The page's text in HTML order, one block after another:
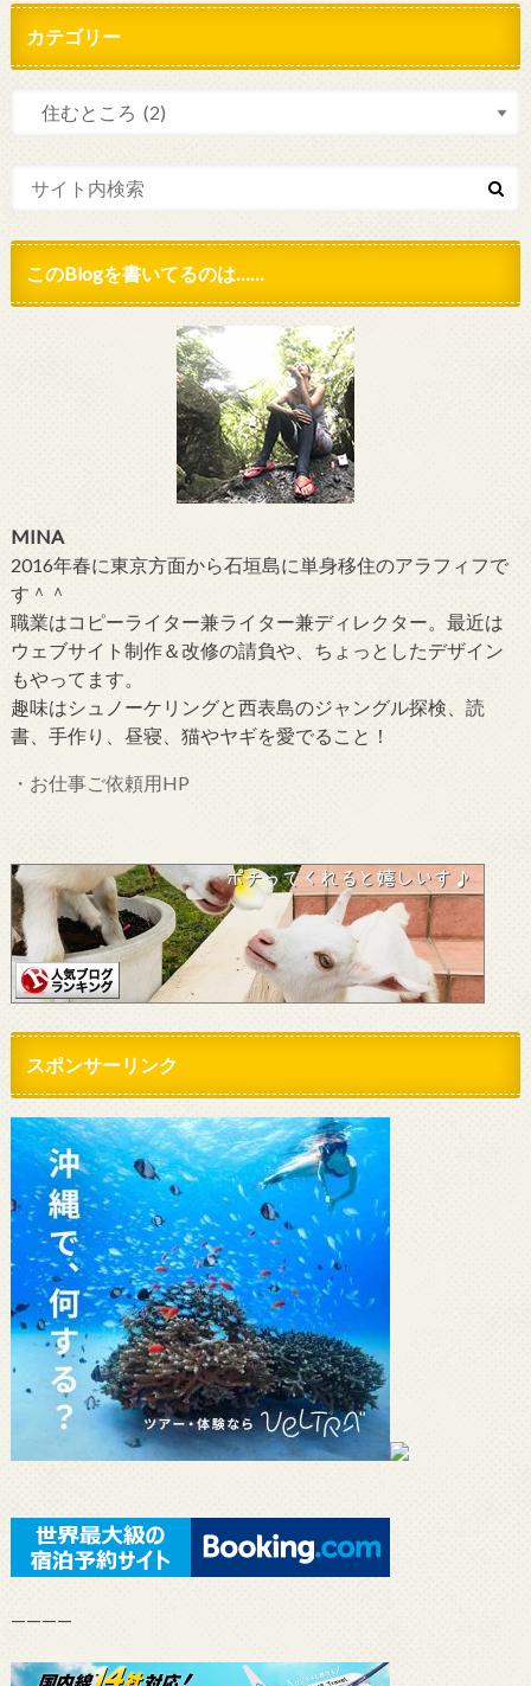
カテゴリー
このBlogを書いてるのは……
MINA
2016年春に東京方面から石垣島に単身移住のアラフィフで
す＾＾
職業はコピーライター兼ライター兼ディレクター。最近は
ウェブサイト制作＆改修の請負や、ちょっとしたデザイン
もやってます。
趣味はシュノーケリングと西表島のジャングル探検、読
書、手作り、昼寝、猫やヤギを愛でること！
・お仕事ご依頼用HP
スポンサーリンク
————